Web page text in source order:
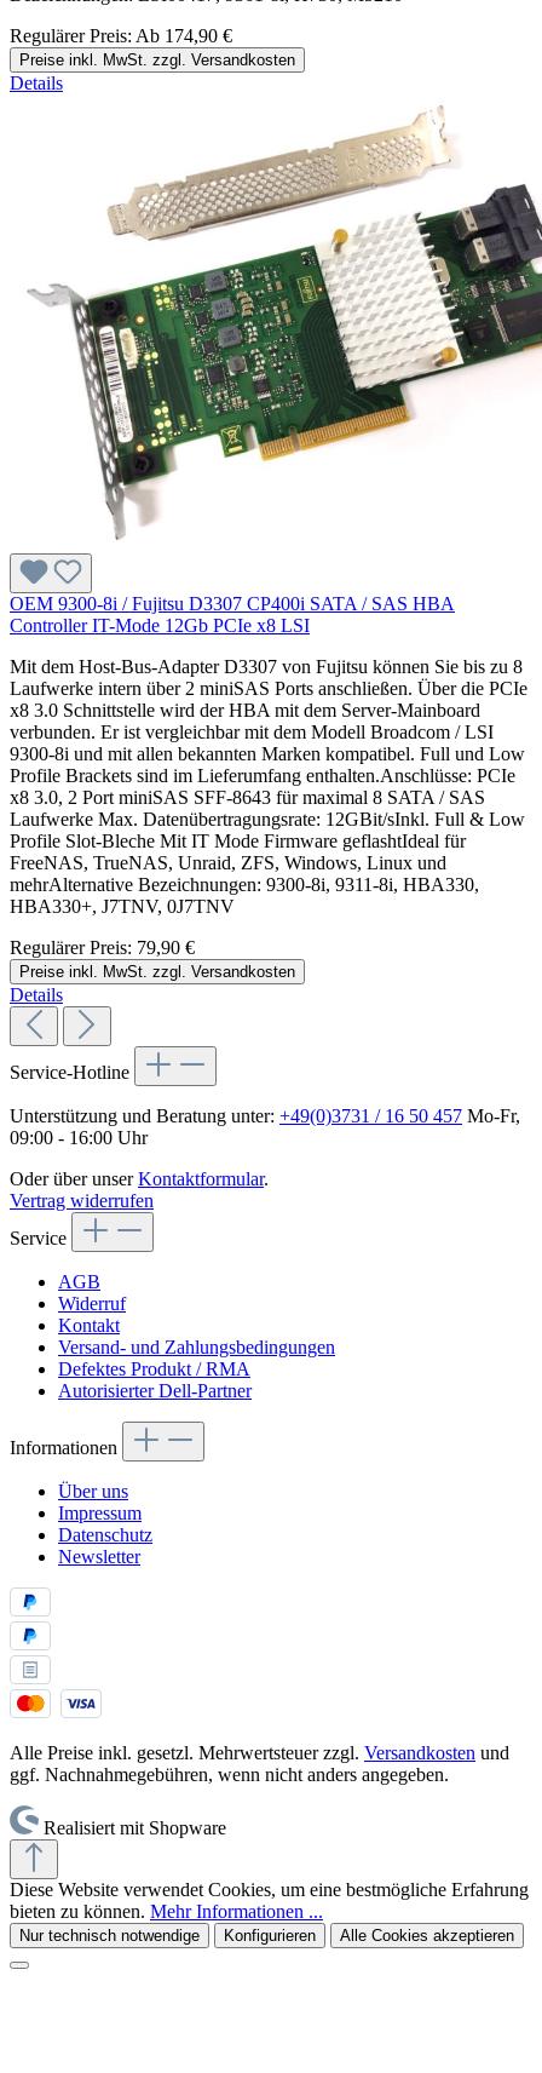
Regulärer Preis: Ab 174,90 €
Preise inkl. MwSt. zzgl. Versandkosten
Details
OEM 9300-8i / Fujitsu D3307 CP400i SATA / SAS HBA
Controller IT-Mode 12Gb PCIe x8 LSI
Mit dem Host-Bus-Adapter D3307 von Fujitsu können Sie bis zu 8
Laufwerke intern über 2 miniSAS Ports anschließen. Über die PCIe
x8 3.0 Schnittstelle wird der HBA mit dem Server-Mainboard
verbunden. Er ist vergleichbar mit dem Modell Broadcom / LSI
9300-8i und mit allen bekannten Marken kompatibel. Full und Low
Profile Brackets sind im Lieferumfang enthalten.Anschlüsse: PCIe
x8 3.0, 2 Port miniSAS SFF-8643 für maximal 8 SATA / SAS
Laufwerke Max. Datenübertragungsrate: 12GBit/sInkl. Full & Low
Profile Slot-Bleche Mit IT Mode Firmware geflashtIdeal für
FreeNAS, TrueNAS, Unraid, ZFS, Windows, Linux und
mehrAlternative Bezeichnungen: 9300-8i, 9311-8i, HBA330,
HBA330+, J7TNV, 0J7TNV
Regulärer Preis: 79,90 €
Preise inkl. MwSt. zzgl. Versandkosten
Details
Service-Hotline
Unterstützung und Beratung unter: +49(0)3731 / 16 50 457 Mo-Fr,
09:00 - 16:00 Uhr
Oder über unserKontaktformular.
Vertrag widerrufen
Service
AGB
Widerruf
Kontakt
Versand- und Zahlungsbedingungen
Defektes Produkt / RMA
Autorisierter Dell-Partner
Informationen
Über uns
Impressum
Datenschutz
Newsletter
Alle Preise inkl. gesetzl. Mehrwertsteuer zzgl. Versandkosten und
ggf. Nachnahmegebühren, wenn nicht anders angegeben.
Realisiert mit Shopware
Diese Website verwendet Cookies, um eine bestmögliche Erfahrung
bieten zu können. Mehr Informationen ...
Nur technisch notwendige Konfigurieren Alle Cookies akzeptieren